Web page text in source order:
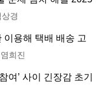
상경
이용해 택배 배송 고
염희진
여’ 사이 긴장감 초기